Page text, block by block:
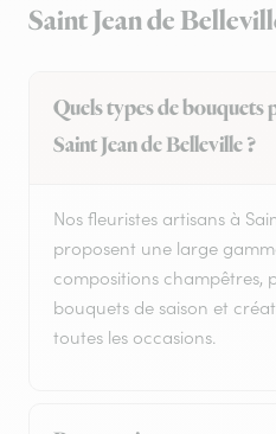
Saint Jean de
Quels types de bouquets
Saint Jean de Belleville ?
Nos fleuristes artisans à
proposent une large
compositions champêtres,
bouquets de saison et
toutes les occasions.